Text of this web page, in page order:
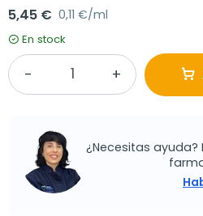
5,45 € 0,11 €/ml
En stock
¿Necesitas